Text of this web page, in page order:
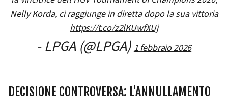
Nelly Korda, ci raggiunge in diretta dopo la sua vittoria
https://t.co/z2lKUwfXUj
- LPGA (@LPGA)1 febbraio 2026
DECISIONE CONTROVERSA: L'ANNULLAMENTO